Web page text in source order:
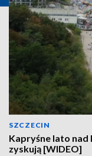
SZCZECIN
Kapryśne lato nad
zyskują [WIDEO]